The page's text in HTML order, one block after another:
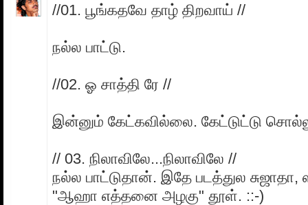
//01. பூங்கதவே தாழ் திறவாய் //
நல்ல பாட்டு.
//02. ஓ சாத்தி ரே //
இன்னும் கேட்கவில்லை. கேட்டுட்டு
// 03. நிலாவிலே...நிலாவிலே //
நல்ல பாட்டுதான். இதே படத்துல சுஜாதா,
"ஆஹா எத்தனை அழகு" தூள். ::-)